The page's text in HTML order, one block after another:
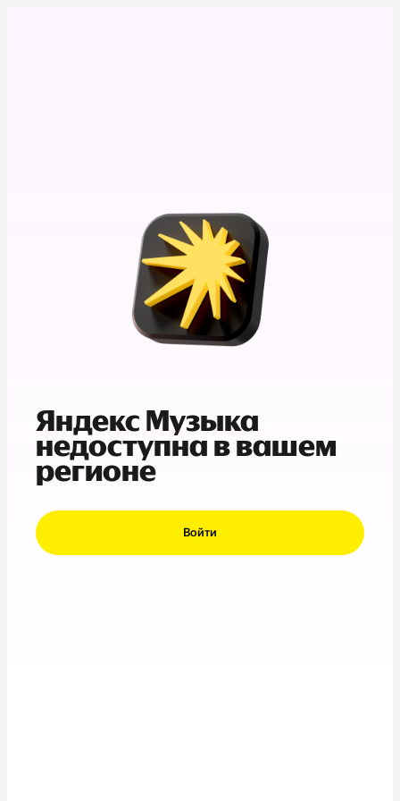
Яндекс Музыка
недоступна в вашем
регионе
Войти